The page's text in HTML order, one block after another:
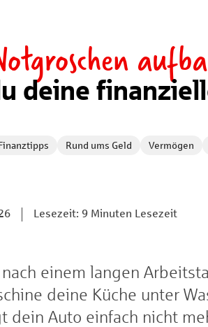
deine
Rund ums Geld Vermögen
Lesezeit: 9 Minuten Lesezeit
einem langen
deine Küche unter
dein Auto einfach nicht